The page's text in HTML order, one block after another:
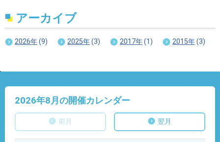
アーカイブ
2026年(9) 2025年(3) 2017年(1) 2015年(3)
2026年8月の開催カレンダー
前月 翌月